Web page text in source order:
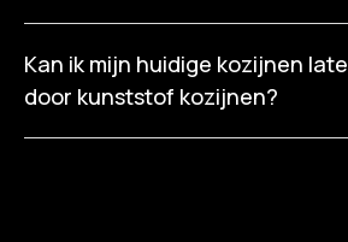
veiligheidsnormen en zijn
Kan ik mijn huidige kozijnen
door kunststof kozijnen?